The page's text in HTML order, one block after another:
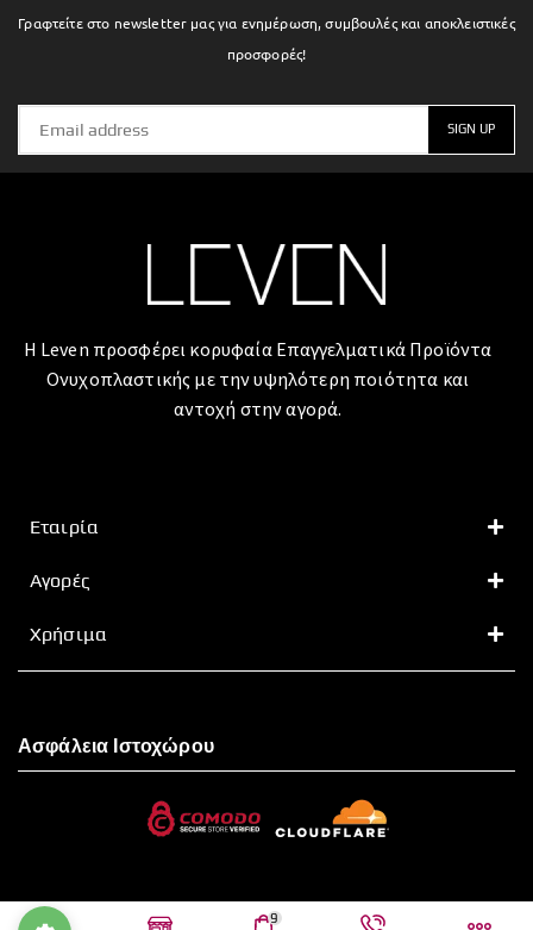
Γραφτείτε στο newsletter μας για ενημέρωση, συμβουλές και αποκλειστικές
προσφορές!
Η Leven προσφέρει κορυφαία Επαγγελματικά Προϊόντα
Ονυχοπλαστικής με την υψηλότερη ποιότητα και
αντοχή στην αγορά.
Εταιρία
Αγορές
Χρήσιμα
Ασφάλεια Ιστοχώρου
9